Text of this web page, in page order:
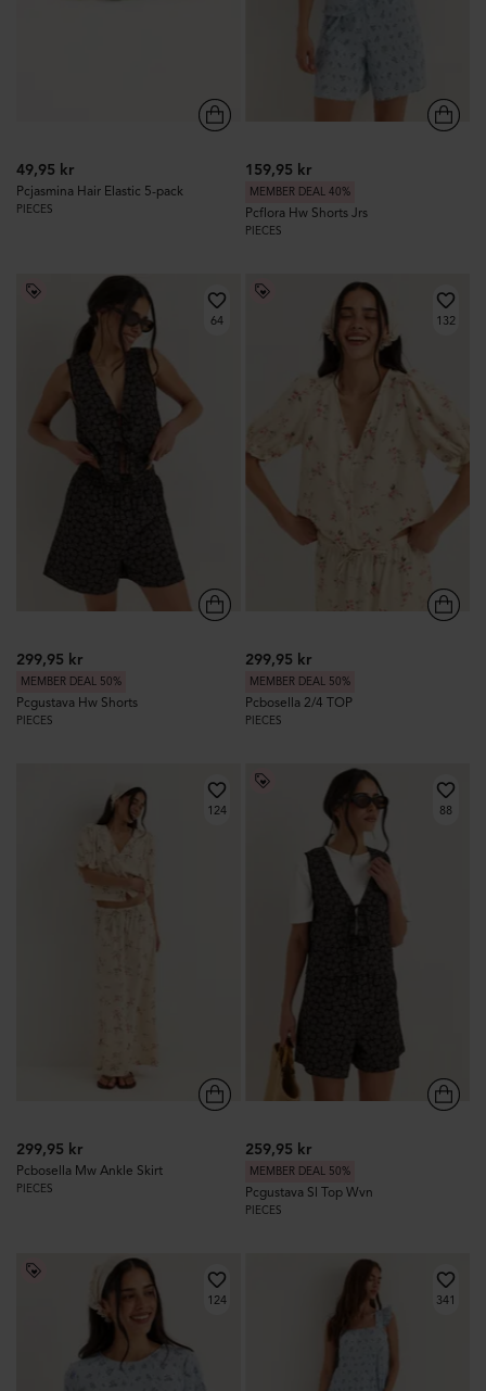
49,95 kr
Pcjasmina Hair Elastic 5-pack
PIECES
159,95 kr
MEMBER DEAL 40%
Pcflora Hw Shorts Jrs
PIECES
64
299,95 kr
MEMBER DEAL 50%
Pcgustava Hw Shorts
PIECES
132
299,95 kr
MEMBER DEAL 50%
Pcbosella 2/4 TOP
PIECES
124
299,95 kr
Pcbosella Mw Ankle Skirt
PIECES
88
259,95 kr
MEMBER DEAL 50%
Pcgustava Sl Top Wvn
PIECES
124 341